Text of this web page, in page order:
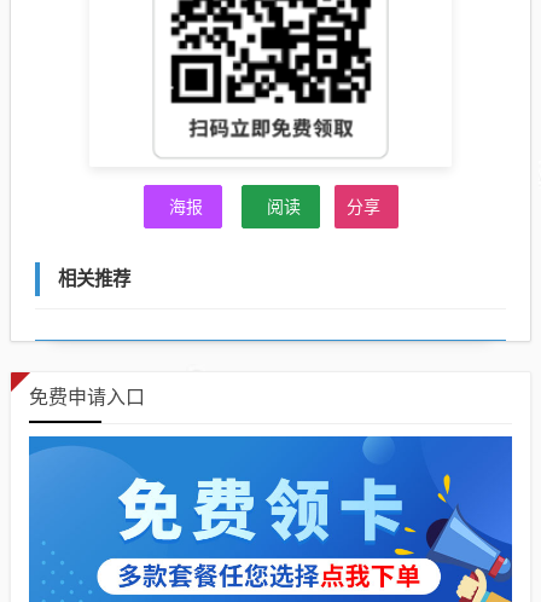
海报 阅读 分享
相关推荐
免费申请入口